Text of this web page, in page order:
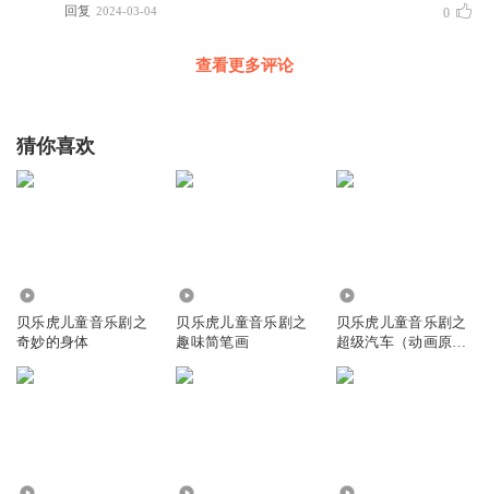
回复 2024-03-04 0
查看更多评论
猜你喜欢
贝乐虎儿童音乐剧之
奇妙的身体
贝乐虎儿童音乐剧之
趣味简笔画
贝乐虎儿童音乐剧之
超级汽车（动画原声